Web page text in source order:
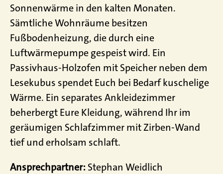
Sonnenwärme in den kalten Monaten.
Sämtliche Wohnräume besitzen
Fußbodenheizung, die durch eine
Luftwärmepumpe gespeist wird. Ein
Passivhaus-Holzofen mit Speicher neben dem
Lesekubus spendet Euch bei Bedarf kuschelige
Wärme. Ein separates Ankleidezimmer
beherbergt Eure Kleidung, während Ihr im
geräumigen Schlafzimmer mit Zirben-Wand
tief und erholsam schlaft.
Ansprechpartner:Stephan Weidlich